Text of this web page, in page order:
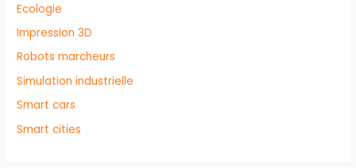
Ecologie
Impression 3D
Robots marcheurs
Simulation industrielle
Smart cars
Smart cities